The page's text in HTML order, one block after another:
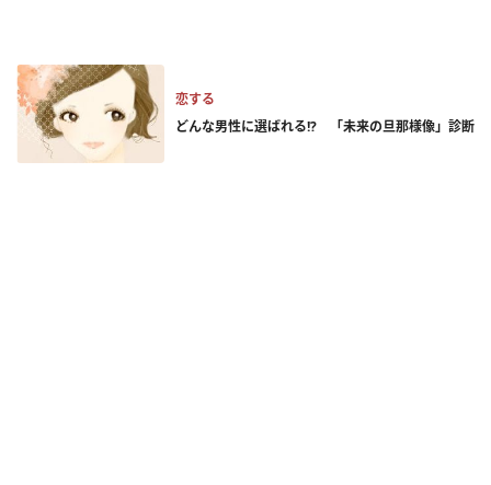
恋する
どんな男性に選ばれる!? 「未来の旦那様像」診断